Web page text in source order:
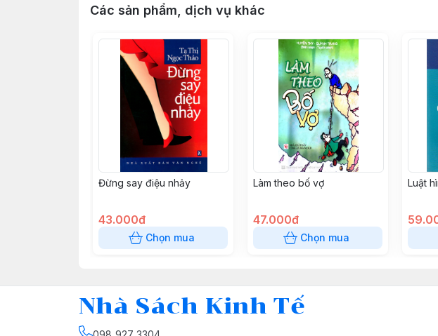
Các sản phẩm, dịch vụ khác
Đừng say điệu nhảy
43.000đ
Chọn mua
Làm theo bố vợ
47.000đ
Chọn mua
Luật
Nhà Sách Kinh Tế